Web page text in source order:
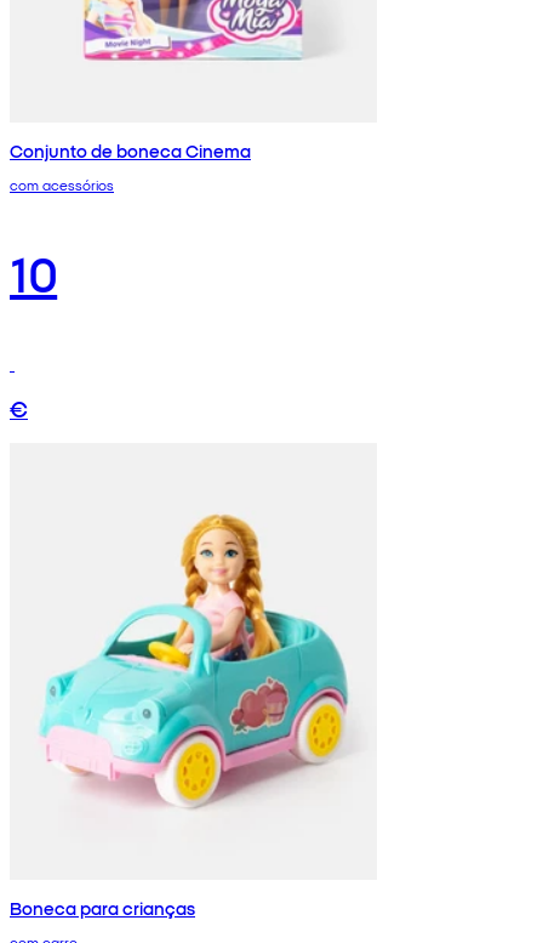
Conjunto de boneca Cinema
com acessórios
10
€
Boneca para crianças